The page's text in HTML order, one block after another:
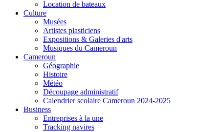
Location de bateaux
Culture
Musées
Artistes plasticiens
Expositions & Galeries d'arts
Musiques du Cameroun
Cameroun
Géographie
Histoire
Météo
Découpage administratif
Calendrier scolaire Cameroun 2024-2025
Business
Entreprises à la une
Tracking navires